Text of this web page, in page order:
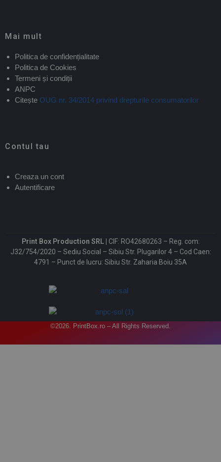
Mai mult
Politica de confidențialitate
Politica de Cookies
Termeni și condiții
ANPC
Citește OUG nr. 34/2014 privind drepturile consumatorilor
Contul tau
Creaza un cont
Autentificare
Print Box Production SRL | CIF: RO42680263 – Reg. com:
J32/754/2020 – Sediu Social – Sibiu Str. Plugarilor 4 – Cod Caen:
4791 – Punct de lucru: Sibiu Str. Zaharia Boiu 35A
©2026. PrintBox.ro – All Rights Reserved.